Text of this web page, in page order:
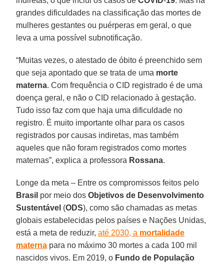
grandes dificuldades na classificação das mortes de
mulheres gestantes ou puérperas em geral, o que
leva a uma possível subnotificação.
“Muitas vezes, o atestado de óbito é preenchido sem
que seja apontado que se trata de uma morte
materna. Com frequência o CID registrado é de uma
doença geral, e não o CID relacionado à gestação.
Tudo isso faz com que haja uma dificuldade no
registro. É muito importante olhar para os casos
registrados por causas indiretas, mas também
aqueles que não foram registrados como mortes
maternas”, explica a professora Rossana.
Longe da meta – Entre os compromissos feitos pelo
Brasil por meio dosObjetivos de Desenvolvimento
Sustentável (ODS), como são chamadas as metas
globais estabelecidas pelos países e Nações Unidas,
está a meta de reduzir,até 2030, a mortalidade
materna para no máximo 30 mortes a cada 100 mil
nascidos vivos. Em 2019, o Fundo de População